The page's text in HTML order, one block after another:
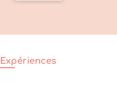
Expériences